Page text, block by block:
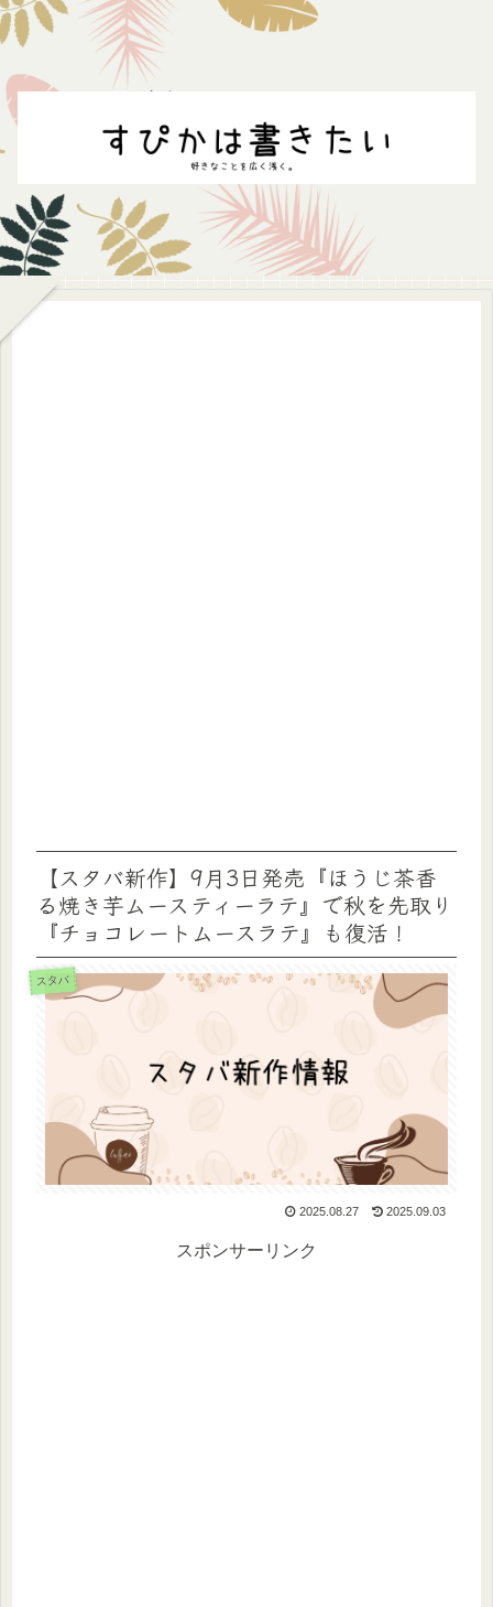
【スタバ新作】9月3日発売『ほうじ茶香
る焼き芋ムースティーラテ』で秋を先取り
『チョコレートムースラテ』も復活！
スタバ
2025.08.27 2025.09.03
スポンサーリンク